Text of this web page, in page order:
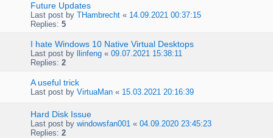
Future Updates
Last post by THambrecht « 14.09.2021 00:37:15
Replies: 5
I hate Windows 10 Native Virtual Desktops
Last post by llinfeng « 09.07.2021 15:38:11
Replies: 2
A useful trick
Last post by VirtuaMan « 15.03.2021 20:16:39
Hard Disk Issue
Last post by windowsfan001 « 04.09.2020 23:45:23
Replies: 2